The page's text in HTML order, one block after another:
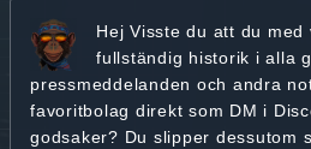
Hej Visste du att du
fullständig historik i alla
pressmeddelanden och andra
favoritbolag direkt som DM i
godsaker? Du slipper dessutom